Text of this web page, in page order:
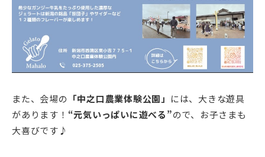
また、会場の 「中之口農業体験公園」 には、大きな遊具
があります！ “元気いっぱいに遊べる”ので、お子さまも
大喜びです♪